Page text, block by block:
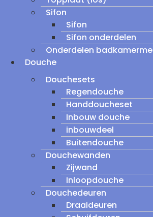
Sifon
Sifon
Sifon onderdelen
Onderdelen
Douche
Douchesets
Regendouche
Handdoucheset
Inbouw douche
inbouwdeel
Buitendouche
Douchewanden
Zijwand
Inloopdouche
Douchedeuren
Draaideuren